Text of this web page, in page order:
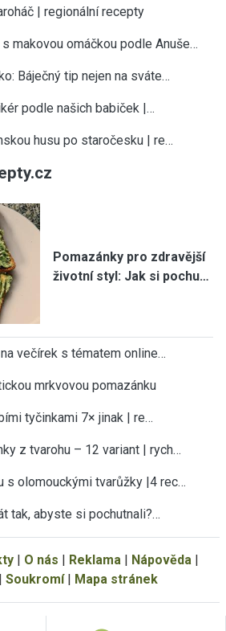
| regionální recepty
makovou omáčkou podle Anuše…
Báječný tip nejen na sváte…
podle našich babiček |…
husu po staročesku | re…
Pomazánky pro zdravější
životní styl: Jak si pochu…
večírek s tématem online…
mrkvovou pomazánku
tyčinkami 7× jinak | re…
z tvarohu – 12 variant | rych…
s olomouckými tvarůžky |4 rec…
tak, abyste si pochutnali?…
| O nás | Reklama| Nápověda|
Soukromí| Mapa stránek